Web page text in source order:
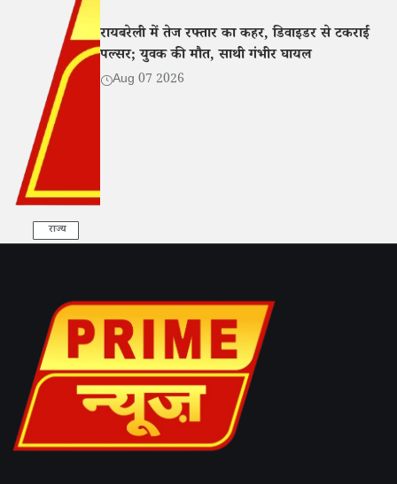
राज्य
रायबरेली में तेज रफ्तार का कहर, डिवाइडर से टकराई
पल्सर; युवक की मौत, साथी गंभीर घायल
Aug 07 2026